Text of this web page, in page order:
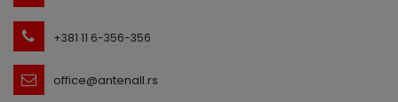
+381 11 6-356-356
office@antenall.rs